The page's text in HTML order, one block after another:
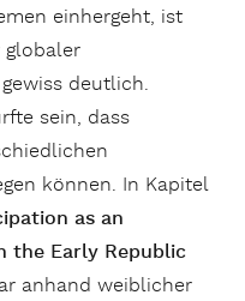
einhergeht, ist
globaler
deutlich.
sein, dass
können. In Kapitel
as an
the Early Republic
anhand weiblicher